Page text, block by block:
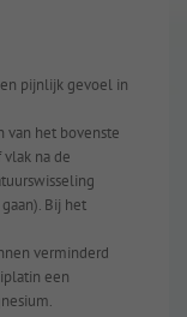
pijnlijk gevoel in
van het bovenste
na de
Bij het
verminderd
een